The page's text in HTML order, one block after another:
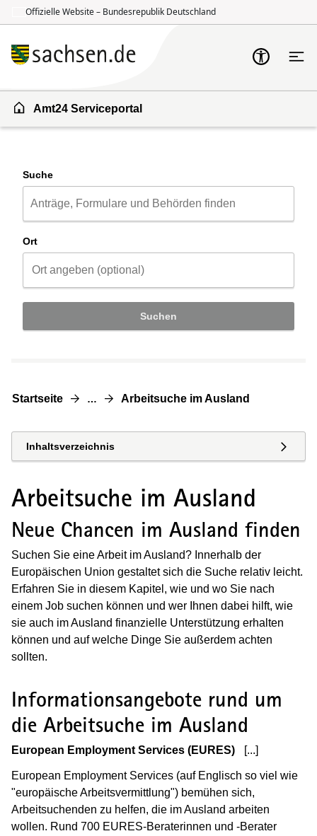
Offizielle Website – Bundesrepublik Deutschland
Amt24 Serviceportal
Suche
Ort
Suchen
Startseite … Arbeitsuche im Ausland
Inhaltsverzeichnis
Arbeitsuche im Ausland
Neue Chancen im Ausland finden
Suchen Sie eine Arbeit im Ausland? Innerhalb der
Europäischen Union gestaltet sich die Suche relativ leicht.
Erfahren Sie in diesem Kapitel, wie und wo Sie nach
einem Job suchen können und wer Ihnen dabei hilft, wie
sie auch im Ausland finanzielle Unterstützung erhalten
können und auf welche Dinge Sie außerdem achten
sollten.
Informationsangebote rund um
die Arbeitsuche im Ausland
European Employment Services (EURES) [...]
European Employment Services (auf Englisch so viel wie
"europäische Arbeitsvermittlung") bemühen sich,
Arbeitsuchenden zu helfen, die im Ausland arbeiten
wollen. Rund 700 EURES-Beraterinnen und -Berater